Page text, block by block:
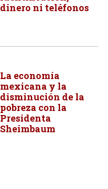
dinero ni teléfonos
La economía
mexicana y la
disminución de la
pobreza con la
Presidenta
Sheimbaum